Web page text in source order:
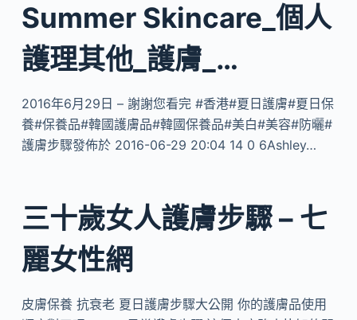
Summer Skincare_個人
護理其他_護膚_…
2016年6月29日 – 謝謝您看完 #香港#夏日護膚#夏日保
養#保養品#韓國護膚品#韓國保養品#美白#美容#防曬#
護膚步驟發佈於 2016-06-29 20:04 14 0 6Ashley…
三十歲女人護膚步驟 – 七
麗女性網
皮膚保養 抗衰老 夏日護膚步驟大公開 你的護膚品使用